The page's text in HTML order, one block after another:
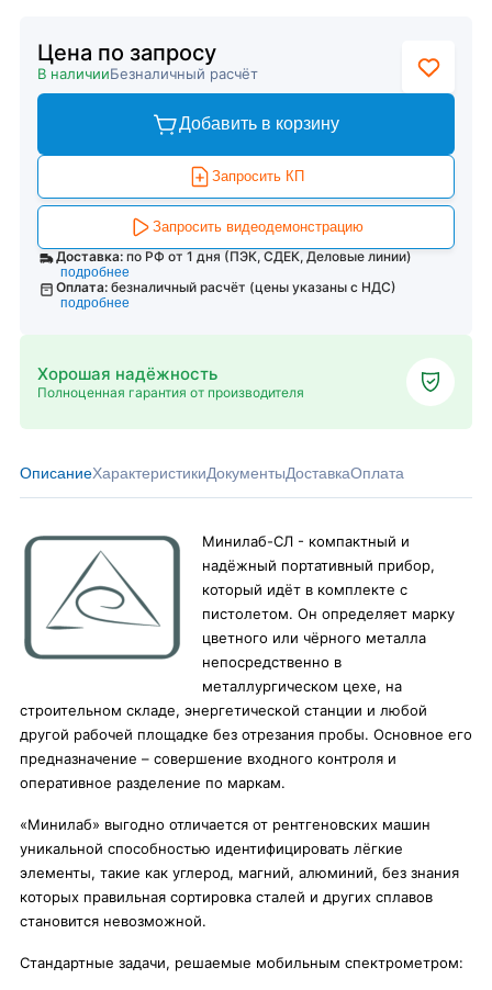
Цена по запросу
В наличииБезналичный расчёт
Добавить в корзину
Запросить КП
Запросить видеодемонстрацию
Доставка: по РФ от 1 дня (ПЭК, СДЕК, Деловые линии)
подробнее
Оплата: безналичный расчёт (цены указаны с НДС)
подробнее
Хорошая надёжность
Полноценная гарантия от производителя
ОписаниеХарактеристикиДокументыДоставкаОплата
Минилаб-СЛ - компактный и
надёжный портативный прибор,
который идёт в комплекте с
пистолетом. Он определяет марку
цветного или чёрного металла
непосредственно в
металлургическом цехе, на
строительном складе, энергетической станции и любой
другой рабочей площадке без отрезания пробы. Основное его
предназначение – совершение входного контроля и
оперативное разделение по маркам.
«Минилаб» выгодно отличается от рентгеновских машин
уникальной способностью идентифицировать лёгкие
элементы, такие как углерод, магний, алюминий, без знания
которых правильная сортировка сталей и других сплавов
становится невозможной.
Стандартные задачи, решаемые мобильным спектрометром: